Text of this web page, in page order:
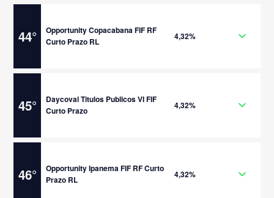
44°
Opportunity Copacabana FIF RF
Curto Prazo RL
4,32%
45°
Daycoval Titulos Publicos VI FIF
Curto Prazo
4,32%
46°
Opportunity Ipanema FIF RF Curto
Prazo RL
4,32%